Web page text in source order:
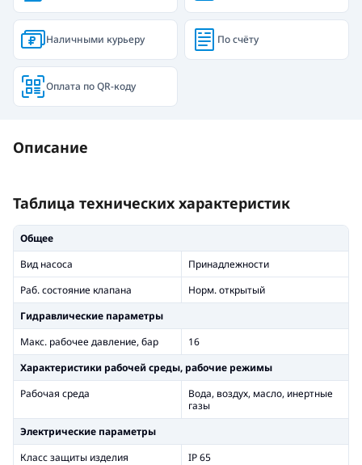
Наличными курьеру По счёту
Оплата по QR-коду
Описание
Таблица технических характеристик
Общее
Вид насоса
Принадлежности
Раб. состояние клапана
Норм. открытый
Гидравлические параметры
Макс. рабочее давление, бар
16
Xарактеристики рабочей среды, рабочие режимы
Рабочая среда
Вода, воздух, масло, инертные
газы
Электрические параметры
Класс защиты изделия
IP 65